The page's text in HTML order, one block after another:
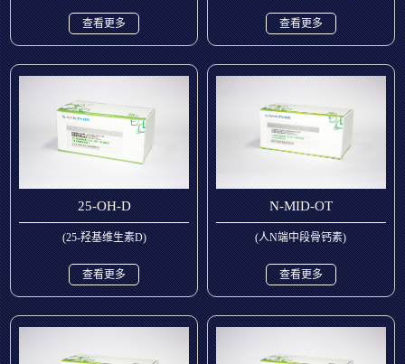
查看更多 查看更多
25-OH-D
(25-羟基维生素D)
查看更多
N-MID-OT
(人N端中段骨钙素)
查看更多